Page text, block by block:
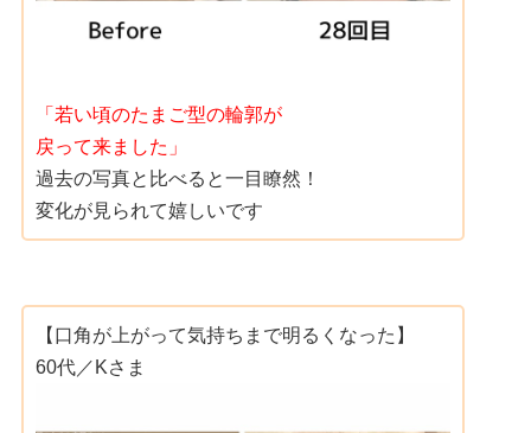
「若い頃のたまご型の輪郭が
戻って来ました」
過去の写真と比べると一目瞭然！
変化が見られて嬉しいです
【口角が上がって気持ちまで明るくなった】
60代／Kさま